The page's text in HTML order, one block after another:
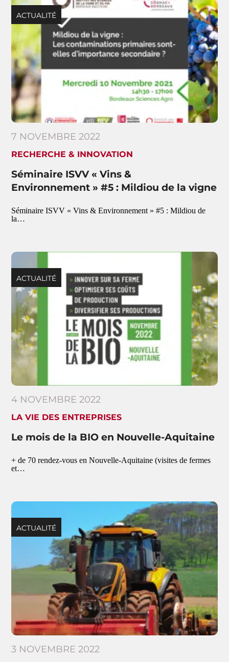
ACTUALITÉ
7 NOVEMBRE 2022
RECHERCHE & INNOVATION
Séminaire ISVV « Vins &
Environnement » #5 : Mildiou de la vigne
Séminaire ISVV « Vins & Environnement » #5 : Mildiou de
la…
ACTUALITÉ
4 NOVEMBRE 2022
LA VIE DES ENTREPRISES
Le mois de la BIO en Nouvelle-Aquitaine
+ de 70 rendez-vous en Nouvelle-Aquitaine (visites de fermes
et…
ACTUALITÉ
3 NOVEMBRE 2022